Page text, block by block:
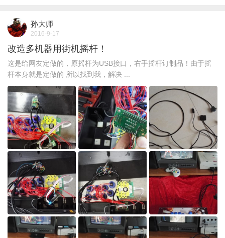
孙大师
2016-9-17
改造多机器用街机摇杆！
这是给网友定做的，原摇杆为USB接口，右手摇杆订制品！由于摇
杆本身就是定做的 所以找到我，解决 ...